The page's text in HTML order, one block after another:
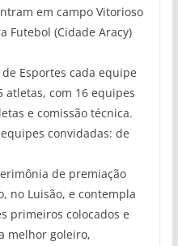
em campo Vitorioso
Futebol (Cidade Aracy)
Esportes cada equipe
atletas, com 16 equipes
e comissão técnica.
convidadas: de
de premiação
no Luisão, e contempla
primeiros colocados e
melhor goleiro,